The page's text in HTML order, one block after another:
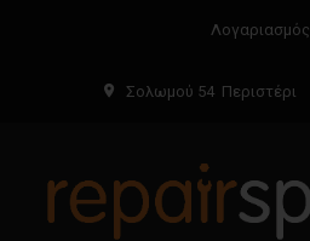
Λογαριασμός
Σολωμού 54 Περιστέρι